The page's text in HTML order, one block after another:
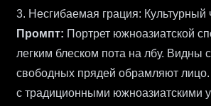
3. Несгибаемая грация: Культурный
Промпт: Портрет южноазиатской
легким блеском пота на лбу.
свободных прядей обрамляют
с традиционными южноазиатскими